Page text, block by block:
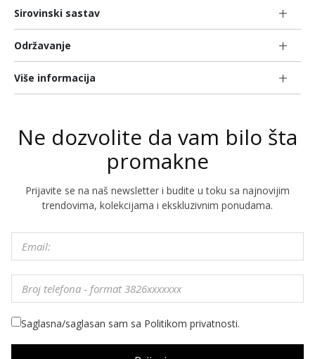
Sirovinski sastav
Održavanje
Više informacija
Ne dozvolite da vam bilo šta
promakne
Prijavite se na naš newsletter i budite u toku sa najnovijim
trendovima, kolekcijama i ekskluzivnim ponudama.
Saglasna/saglasan sam sa Politikom privatnosti.